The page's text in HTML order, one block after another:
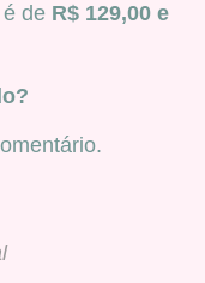
de R$ 129,00 e